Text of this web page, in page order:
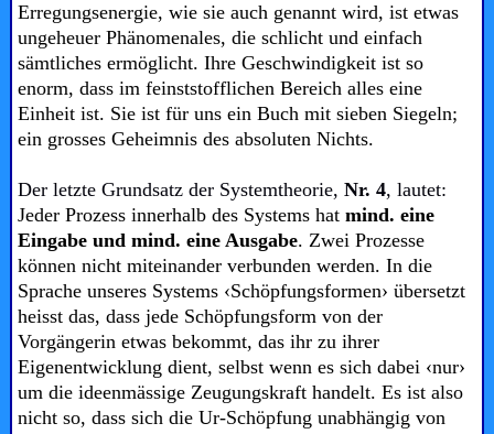
Erregungsenergie, wie sie auch genannt wird, ist etwas
ungeheuer Phänomenales, die schlicht und einfach
sämtliches ermöglicht. Ihre Geschwindigkeit ist so
enorm, dass im feinststofflichen Bereich alles eine
Einheit ist. Sie ist für uns ein Buch mit sieben Siegeln;
ein grosses Geheimnis des absoluten Nichts.
Der letzte Grundsatz der Systemtheorie,Nr. 4, lautet:
Jeder Prozess innerhalb des Systems hatmind. eine
Eingabe und mind. eine Ausgabe. Zwei Prozesse
können nicht miteinander verbunden werden. In die
Sprache unseres Systems ‹Schöpfungsformen› übersetzt
heisst das, dass jede Schöpfungsform von der
Vorgängerin etwas bekommt, das ihr zu ihrer
Eigenentwicklung dient, selbst wenn es sich dabei ‹nur›
um die ideenmässige Zeugungskraft handelt. Es ist also
nicht so, dass sich die Ur-Schöpfung unabhängig von